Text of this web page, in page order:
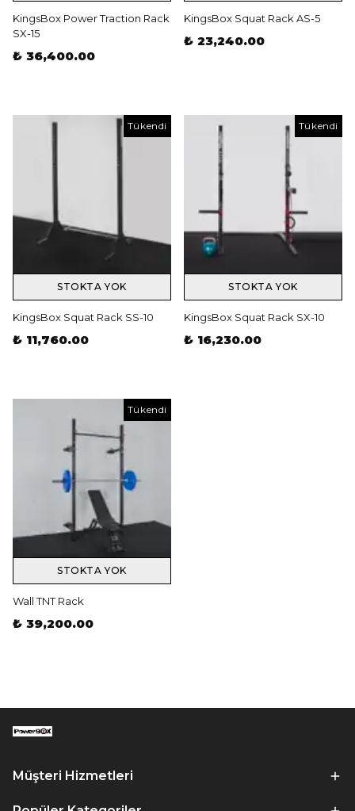
KingsBox Power Traction Rack
SX-15
₺ 36,400.00
KingsBox Squat Rack AS-5
₺ 23,240.00
Tükendi
STOKTA YOK
KingsBox Squat Rack SS-10
₺ 11,760.00
Tükendi
STOKTA YOK
KingsBox Squat Rack SX-10
₺ 16,230.00
Tükendi
STOKTA YOK
Wall TNT Rack
₺ 39,200.00
Müşteri Hizmetleri